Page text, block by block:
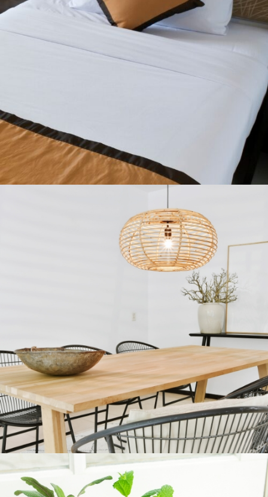
CAMAS
COMEDORES